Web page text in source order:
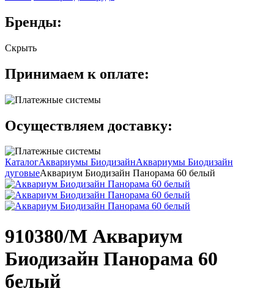
Бренды:
Скрыть
Принимаем к оплате:
Осуществляем доставку:
КаталогАквариумы БиодизайнАквариумы Биодизайн
дуговыеАквариум Биодизайн Панорама 60 белый
910380/M Аквариум
Биодизайн Панорама 60
белый